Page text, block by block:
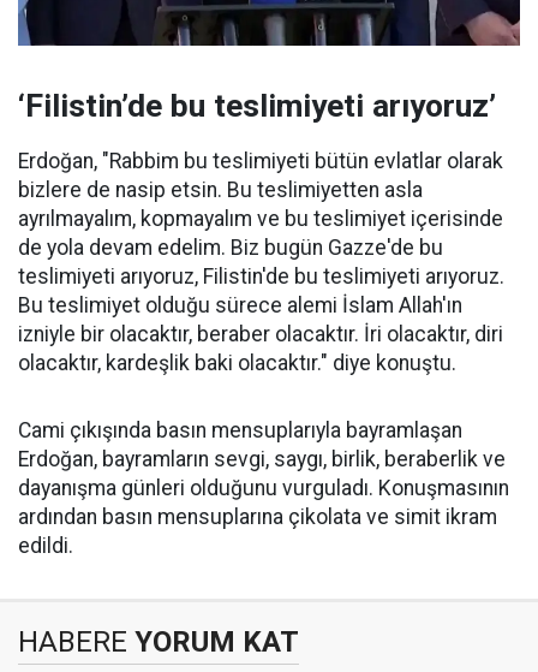
‘Filistin’de bu teslimiyeti arıyoruz’
Erdoğan, "Rabbim bu teslimiyeti bütün evlatlar olarak
bizlere de nasip etsin. Bu teslimiyetten asla
ayrılmayalım, kopmayalım ve bu teslimiyet içerisinde
de yola devam edelim. Biz bugün Gazze'de bu
teslimiyeti arıyoruz, Filistin'de bu teslimiyeti arıyoruz.
Bu teslimiyet olduğu sürece alemi İslam Allah'ın
izniyle bir olacaktır, beraber olacaktır. İri olacaktır, diri
olacaktır, kardeşlik baki olacaktır." diye konuştu.
Cami çıkışında basın mensuplarıyla bayramlaşan
Erdoğan, bayramların sevgi, saygı, birlik, beraberlik ve
dayanışma günleri olduğunu vurguladı. Konuşmasının
ardından basın mensuplarına çikolata ve simit ikram
edildi.
HABERE YORUM KAT